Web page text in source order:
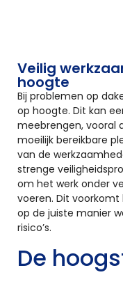
Veilig
hoogte
Bij problemen op
op hoogte. Dit kan
meebrengen, vooral
moeilijk bereikbare
van de
strenge
om het werk onder
voeren. Dit
op de juiste manier
risico’s.
De